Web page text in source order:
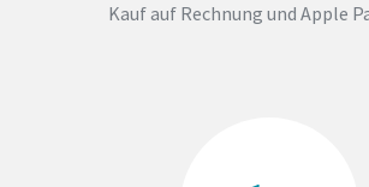
PRINT ON DEMAND
Kauf auf Rechnung und Apple